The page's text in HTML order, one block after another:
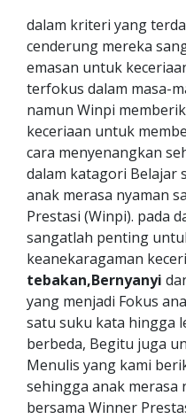
dalam kriteri yang
cenderung mereka
emasan untuk
terfokus dalam masa-
namun Winpi
keceriaan untuk
cara menyenangkan
dalam katagori Belajar
anak merasa nyaman
Prestasi (Winpi). pada
sangatlah penting
keanekaragaman
tebakan,Bernyanyi
yang menjadi Fokus
satu suku kata hingga
berbeda, Begitu juga
Menulis yang kami
sehingga anak merasa
bersama Winner